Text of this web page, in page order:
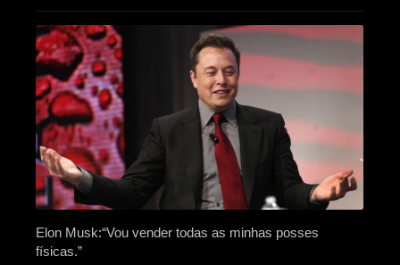
Elon Musk:“Vou vender todas as minhas posses
físicas.”